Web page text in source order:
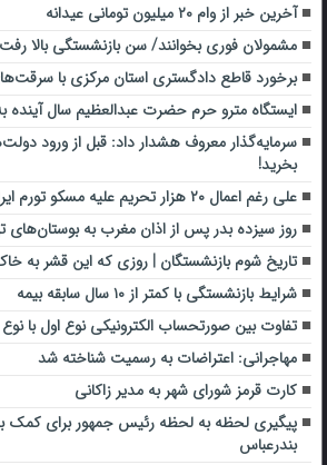
آخرین خبر از وام ۲۰ میلیون تومانی عیدانه
مشمولان فوری بخوانند/ سن بازنشستگی بالا
برخورد قاطع دادگستری استان مرکزی با
ایستگاه مترو حرم حضرت عبدالعظیم سال آینده
سرمایه‌گذار معروف هشدار داد: قبل از ورود
بخرید!
علی رغم اعمال ۲۰ هزار تحریم علیه مسکو تورم ایران ۶ برابر روسیه است
روز سیزده بدر پس از اذان مغرب به بوستان‌های
تاریخ شوم بازنشستگان | روزی که این قشر به
شرایط بازنشستگی با کمتر از ۱۰ سال سابقه بیمه‌
تفاوت بین صورتحساب الکترونیکی نوع اول با
مهاجرانی: اعتراضات به رسمیت شناخته شد
کارت قرمز شورای شهر به مدیر زاکانی
پیگیری لحظه به لحظه رئیس جمهور برای کمک
بندرعباس